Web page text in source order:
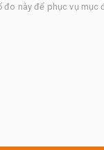
này để phục vụ mục